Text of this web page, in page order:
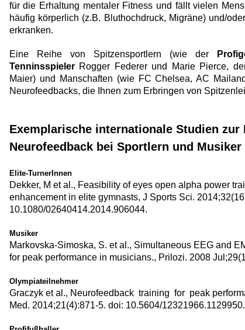
für die Erhaltung mentaler Fitness und fällt vielen
häufig körperlich (z.B. Bluthochdruck, Migräne) und/
erkranken.
Eine Reihe von Spitzensportlern (wie der
TenninsspielerRogger Federer und Marie Pierce,
Maier) und Manschaften (wie FC Chelsea, AC
Neurofeedbacks, die Ihnen zum Erbringen von
Exemplarische internationale Studien zur
Neurofeedback bei Sportlern und Musiker
Elite-TurnerInnen
Dekker, M et al., Feasibility of eyes open alpha power
enhancement in elite gymnasts, J Sports Sci.
10.1080/02640414.2014.906044.
Musiker
Markovska-Simoska, S. et al., Simultaneous EEG and
for peak performance in musicians., Prilozi. 2008
Olympiateilnehmer
Graczyk et al., Neurofeedback training for peak
Med. 2014;21(4):871-5. doi: 10.5604/12321966.1129950.